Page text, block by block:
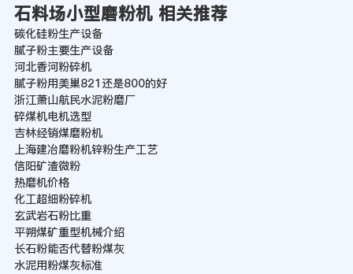
石料场小型磨粉机 相关推荐
碳化硅粉生产设备
腻子粉主要生产设备
河北香河粉碎机
腻子粉用美巢821还是800的好
浙江萧山航民水泥粉磨厂
碎煤机电机选型
吉林经销煤磨粉机
上海建冶磨粉机锌粉生产工艺
信阳矿渣微粉
热磨机价格
化工超细粉碎机
玄武岩石粉比重
平朔煤矿重型机械介绍
长石粉能否代替粉煤灰
水泥用粉煤灰标准